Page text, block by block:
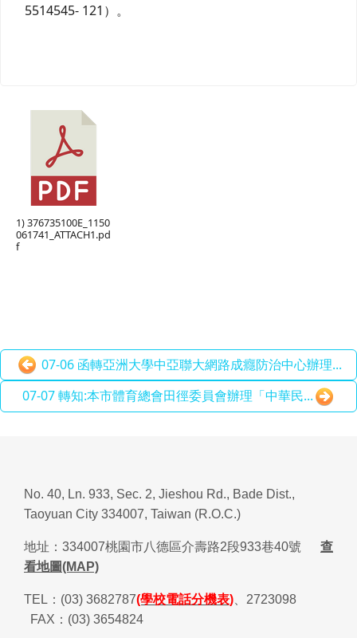
5514545- 121）。
1) 376735100E_1150
061741_ATTACH1.pd
f
07-06 函轉亞洲大學中亞聯大網路成癮防治中心辦理...
07-07 轉知:本市體育總會田徑委員會辦理「中華民...
No. 40, Ln. 933, Sec. 2, Jieshou Rd., Bade Dist.,
Taoyuan City 334007, Taiwan (R.O.C.)
地址： 334007桃園市八德區介壽路2段933巷40號
查
看地圖(MAP)
TEL ： (03) 3682787(學校電話分機表)
2723098
FAX ： (03) 3654824